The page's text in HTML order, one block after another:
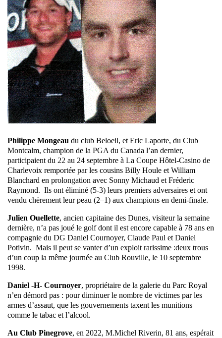
Philippe Mongeau du club Beloeil, et Eric Laporte, du Club
Montcalm, champion de la PGA du Canada l’an dernier,
participaient du 22 au 24 septembre à La Coupe Hôtel-Casino de
Charlevoix remportée par les cousins Billy Houle et William
Blanchard en prolongation avec Sonny Michaud et Fréderic
Raymond. Ils ont éliminé (5-3) leurs premiers adversaires et ont
vendu chèrement leur peau (2–1) aux champions en demi-finale.
Julien Ouellette, ancien capitaine des Dunes, visiteur la semaine
dernière, n’a pas joué le golf dont il est encore capable à 78 ans en
compagnie du DG Daniel Cournoyer, Claude Paul et Daniel
Potivin. Mais il peut se vanter d’un exploit rarissime :deux trous
d’un coup la même journée au Club Rouville, le 10 septembre
1998.
Daniel -H- Cournoyer, propriétaire de la galerie du Parc Royal
n’en démord pas : pour diminuer le nombre de victimes par les
armes d’assaut, que les gouvernements taxent les munitions
comme le tabac et l’alcool.
Au Club Pinegrove, en 2022, M.Michel Riverin, 81 ans, espérait